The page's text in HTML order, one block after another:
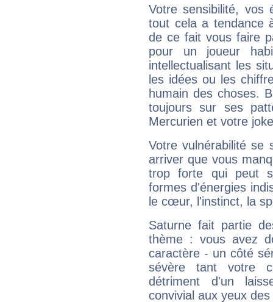
Votre sensibilité,
tout cela a tendance
de ce fait vous faire
pour un joueur
intellectualisant les
les idées ou les
humain des choses.
toujours sur ses
Mercurien et votre
Votre vulnérabilité se
arriver que vous
trop forte qui peut
formes d'énergies
le cœur, l'instinct, la
Saturne fait partie
thème : vous avez
caractère - un côté
sévère tant votre
détriment d'un
convivial aux yeux